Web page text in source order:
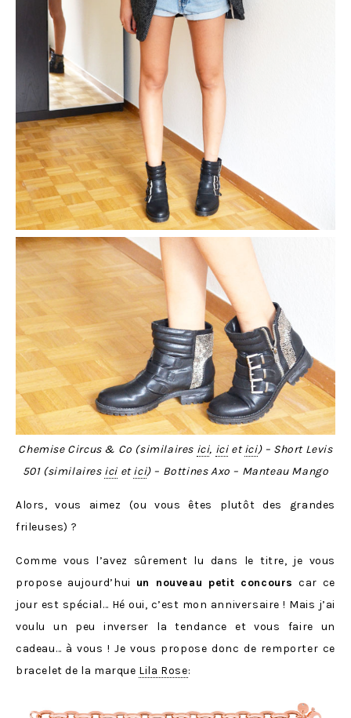
Chemise Circus & Co (similaires ici, icietici) – Short Levis
501 (similaires icietici)– Bottines Axo – Manteau Mango
Alors, vous aimez (ou vous êtes plutôt des grandes
frileuses) ?
Comme vous l’avez sûrement lu dans le titre, je vous
propose aujourd’hui un nouveau petit concours car ce
jour est spécial… Hé oui, c’est mon anniversaire ! Mais j’ai
voulu un peu inverser la tendance et vous faire un
cadeau… à vous ! Je vous propose donc de remporter ce
bracelet de la marque Lila Rose: